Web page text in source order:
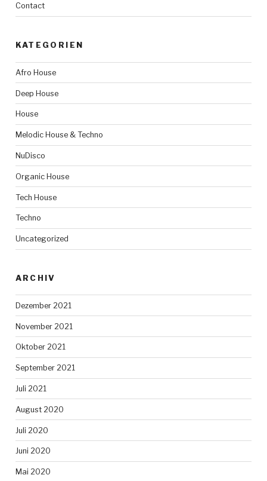
Contact
KATEGORIEN
Afro House
Deep House
House
Melodic House & Techno
NuDisco
Organic House
Tech House
Techno
Uncategorized
ARCHIV
Dezember 2021
November 2021
Oktober 2021
September 2021
Juli 2021
August 2020
Juli 2020
Juni 2020
Mai 2020